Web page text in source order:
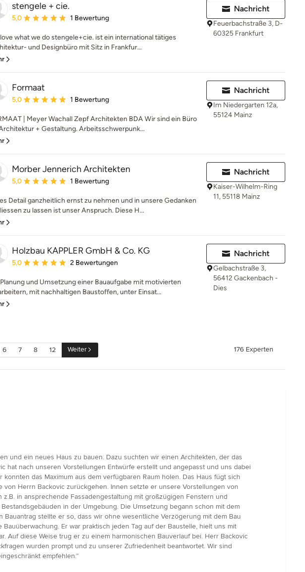
stengele + cie.
Durchschnittliche Bewertung: 5 von 5 Sternen
5,0 1 Bewertung
what we do stengele+cie. ist ein international tätiges
und Designbüro mit Sitz in Frankfur...
Nachricht
Feuerbachstraße 3, D-
60325 Frankfurt
Formaat
Durchschnittliche Bewertung: 5 von 5 Sternen
5,0 1 Bewertung
| Meyer Wachall Zepf Architekten BDA Wir sind ein Büro
+ Gestaltung. Arbeitsschwerpunk...
Nachricht
Im Niedergarten 12a,
55124 Mainz
Morber Jennerich Architekten
Durchschnittliche Bewertung: 5 von 5 Sternen
5,0 1 Bewertung
Detail ganzheitlich ernst zu nehmen und in unsere Gedanken
zu lassen ist unser Anspruch. Diese H...
Nachricht
Kaiser-Wilhelm-Ring
11, 55118 Mainz
Holzbau KAPPLER GmbH & Co. KG
Durchschnittliche Bewertung: 5 von 5 Sternen
5,0 2 Bewertungen
und Umsetzung einer Bauaufgabe mit motivierten
mit nachhaltigen Baustoffen, unter Einsat...
Nachricht
Gelbachstraße 3,
56412 Gackenbach -
Dies
6 7 8 12 Weiter 176 Experten
und ein neues Haus zu bauen. Dazu suchten wir einen Architekten, der das
hat nach unseren Vorstellungen Entwürfe erstellt und angepasst und uns dabei
das Maximum aus dem verfügbaren Raum holen. Das Haus fügt sich
Herrn Backovic zurückgehen. Innen setzte er unsere Vorstellungen von
in ansprechende Fassadengestaltung mit großzügigen Fenstern und
in der Umgebung. Die Umsetzung begann schon mit dem
stellte er so, dass wir ohne wesentliche Verzögerung mit dem Bau
Er war praktisch jeden Tag auf der Baustelle, hielt uns mit
Auf diese Weise trug er zu einem harmonischen Bauverlauf bei. Herr Backovic
wurden prompt und zu unserer Zufriedenheit beantwortet. Wir sind
empfehlen.”